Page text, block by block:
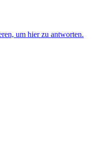
um hier zu antworten.